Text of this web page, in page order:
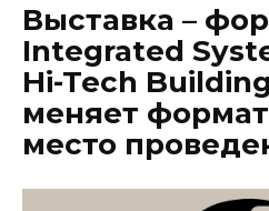
Выставка –
Integrated
Hi-Tech
меняет
место